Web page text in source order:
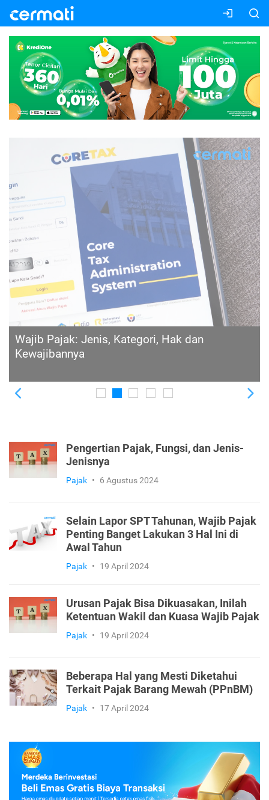
Wajib Pajak Simak! Ini Panduan Lengkap Core
Tax Pajak dan Apa yang Harus Kamu Siapkan
Pengertian Pajak, Fungsi, dan Jenis-
Jenisnya
Pajak • 6 Agustus 2024
Selain Lapor SPT Tahunan, Wajib Pajak
Penting Banget Lakukan 3 Hal Ini di
Awal Tahun
Pajak • 19 April 2024
Urusan Pajak Bisa Dikuasakan, Inilah
Ketentuan Wakil dan Kuasa Wajib Pajak
Pajak • 19 April 2024
Beberapa Hal yang Mesti Diketahui
Terkait Pajak Barang Mewah (PPnBM)
Pajak • 17 April 2024